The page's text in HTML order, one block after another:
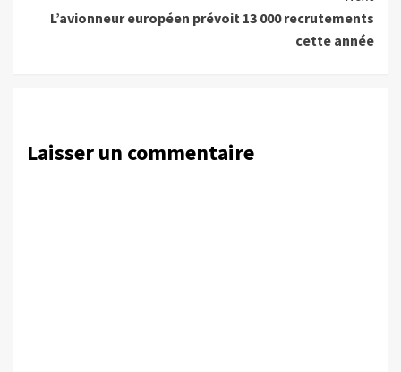
L’avionneur européen prévoit 13 000 recrutements
cette année
Laisser un commentaire